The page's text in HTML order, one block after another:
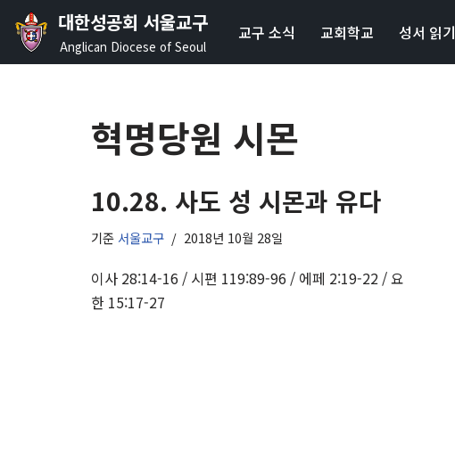
콘
대한성공회 서울교구
Anglican Diocese of Seoul
교구 소식 교회학교 성서 읽기
혁명당원 시몬
10.28. 사도 성 시몬과 유다
기준 서울교구 2018년 10월 28일
이사 28:14-16 / 시편 119:89-96 / 에페 2:19-22 / 요
한 15:17-27